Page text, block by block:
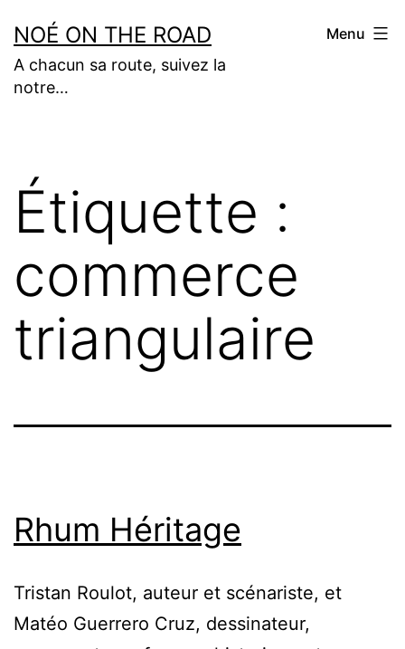
au
contenu
NOÉ ON THE ROAD
A chacun sa route, suivez la
notre…
Menu
Étiquette :
commerce
triangulaire
Rhum Héritage
Tristan Roulot, auteur et scénariste, et
Matéo Guerrero Cruz, dessinateur,